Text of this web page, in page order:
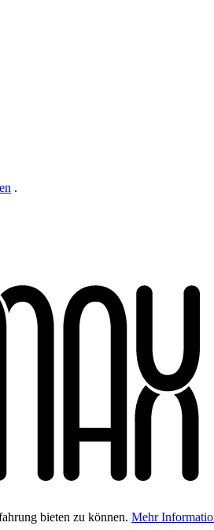
.
bieten zu können. Mehr